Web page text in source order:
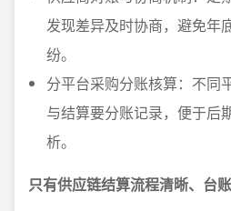
发现差异及时协商，避免年
纷。
分平台采购分账核算：不同
与结算要分账记录，便于后
析。
只有供应链结算流程清晰、台